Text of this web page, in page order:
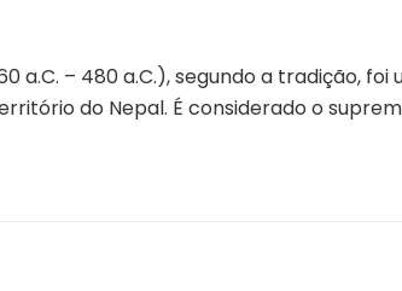
a.C. – 480 a.C.), segundo a tradição, foi
do Nepal. É considerado o